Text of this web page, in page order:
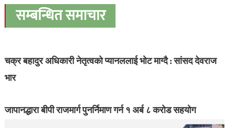
सम्बन्धित समाचार
चक्र बहादुर अधिकारी नेतृत्वको प्यानललाई भोट माग्दै : सांसद देवराज
भार
जापानद्धारा बीपी राजमार्ग पुनर्निमाण गर्न १ अर्ब ८ करोड सहयोग